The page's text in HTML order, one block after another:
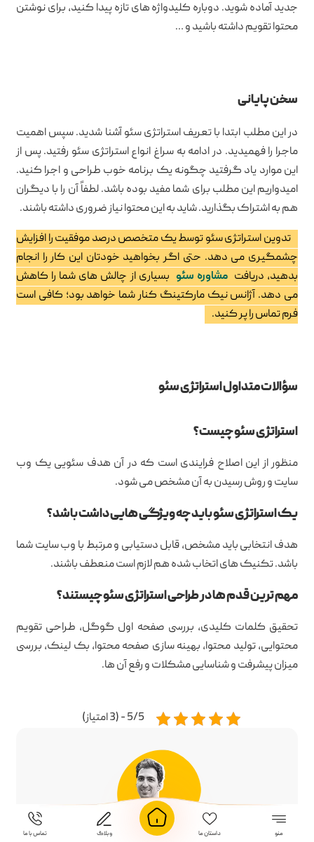
جدید آماده شوید. دوباره کلیدواژه های تازه پیدا کنید، برای نوشتن
محتوا تقویم داشته باشید و …
سخن پایانی
در این مطلب ابتدا با تعریف استراتژی سئو آشنا شدید. سپس اهمیت
ماجرا را فهمیدید. در ادامه به سراغ انواع استراتژی سئو رفتید. پس از
این موارد یاد گرفتید چگونه یک برنامه خوب طراحی و اجرا کنید.
امیدواریم این مطلب برای شما مفید بوده باشد. لطفاً آن را با دیگران
هم به اشتراک بگذارید. شاید به این محتوا نیاز ضروری داشته باشند.
تدوین استراتژی سئو توسط یک متخصص درصد موفقیت را افزایش
چشمگیری می دهد. حتی اگر بخواهید خودتان این کار را انجام
بدهید، دریافت مشاوره سئو بسیاری از چالش های شما را کاهش
می دهد. آژانس نیک مارکتینگ کنار شما خواهد بود؛ کافی است
فرم تماس را پر کنید.
سؤالات متداول استراتژی سئو
استراتژی سئو چیست؟
منظور از این اصلاح فرایندی است که در آن هدف سئویی یک وب
سایت و روش رسیدن به آن مشخص می شود.
یک استراتژی سئو باید چه ویژگی هایی داشت باشد؟
هدف انتخابی باید مشخص، قابل دستیابی و مرتبط با وب سایت شما
باشد. تکنیک های اتخاب شده هم لازم است منعطف باشند.
مهم ترین قدم ها در طراحی استراتژی سئو چیستند؟
تحقیق کلمات کلیدی، بررسی صفحه اول گوگل، طراحی تقویم
محتوایی، تولید محتوا، بهینه سازی صفحه محتوا، بک لینک، بررسی
میزان پیشرفت و شناسایی مشکلات و رفع آن ها.
5/5 - (3 امتیاز)
منو داستان ما وبلاگ تماس با ما